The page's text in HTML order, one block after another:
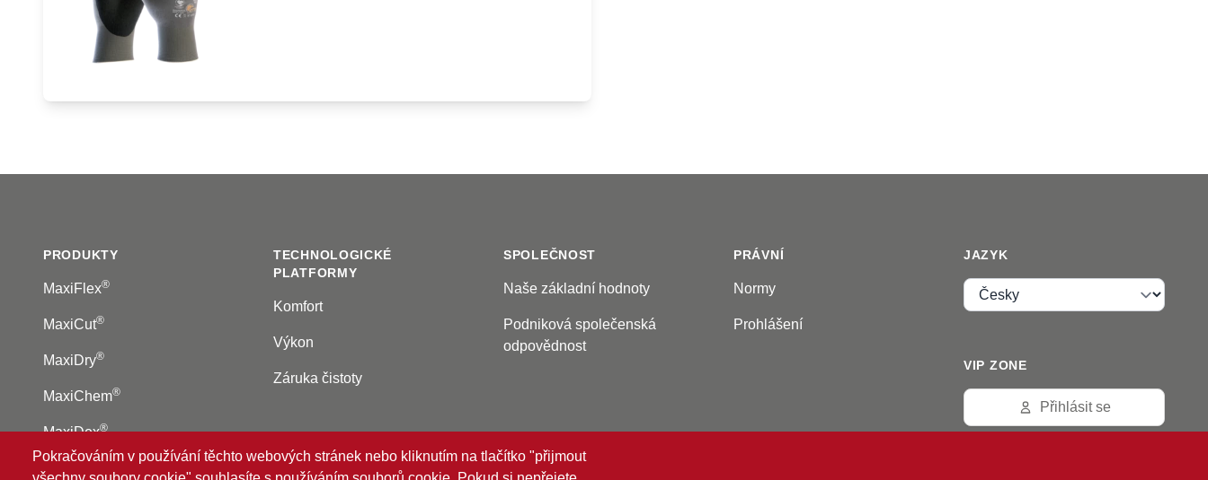
PRODUKTY
MaxiFlex®
MaxiCut®
MaxiDry®
MaxiChem®
MaxiDex®
TECHNOLOGICKÉ
PLATFORMY
Komfort
Výkon
Záruka čistoty
SPOLEČNOST
Naše základní hodnoty
Podniková společenská
odpovědnost
PRÁVNÍ
Normy
Prohlášení
Pokračováním v používání těchto webových stránek nebo kliknutím na tlačítko "přijmout
JAZYK
Jazyk
VIP ZONE
Přihlásit se